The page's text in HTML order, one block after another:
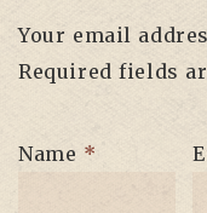
Your email
Required fields
Name *